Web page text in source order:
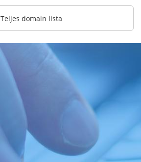
Teljes domain lista